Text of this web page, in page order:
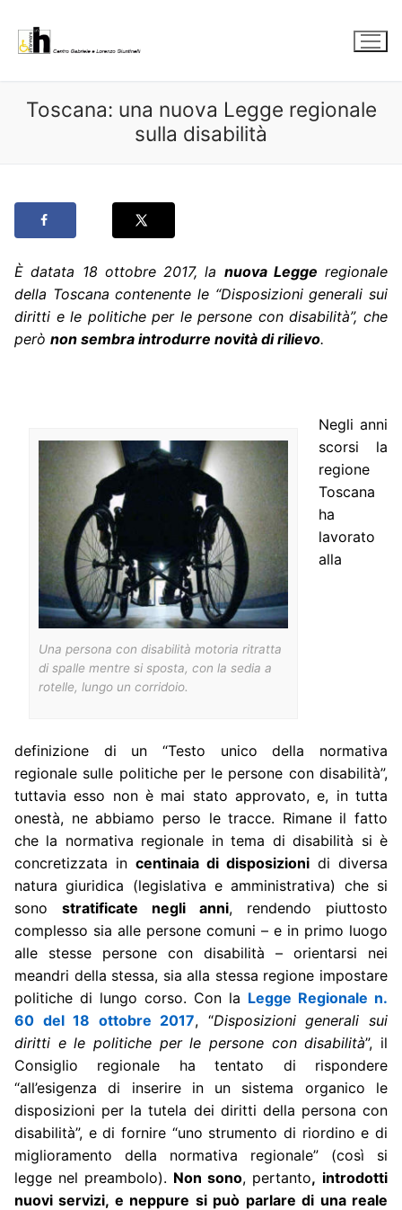
contenuto
Toscana: una nuova Legge regionale
sulla disabilità
È datata 18 ottobre 2017, la nuova Legge regionale
della Toscana contenente le “Disposizioni generali sui
diritti e le politiche per le persone con disabilità”, che
però non sembra introdurre novità di rilievo.
Una persona con disabilità motoria ritratta
di spalle mentre si sposta, con la sedia a
rotelle, lungo un corridoio.
Negli anni
scorsi la
regione
Toscana
ha
lavorato
alla
definizione di un “Testo unico della normativa
regionale sulle politiche per le persone con disabilità”,
tuttavia esso non è mai stato approvato, e, in tutta
onestà, ne abbiamo perso le tracce. Rimane il fatto
che la normativa regionale in tema di disabilità si è
concretizzata in centinaia di disposizioni di diversa
natura giuridica (legislativa e amministrativa) che si
sono stratificate negli anni, rendendo piuttosto
complesso sia alle persone comuni – e in primo luogo
alle stesse persone con disabilità – orientarsi nei
meandri della stessa, sia alla stessa regione impostare
politiche di lungo corso. Con la Legge Regionale n.
60 del 18 ottobre 2017, “Disposizioni generali sui
diritti e le politiche per le persone con disabilità”, il
Consiglio regionale ha tentato di rispondere
“all’esigenza di inserire in un sistema organico le
disposizioni per la tutela dei diritti della persona con
disabilità”, e di fornire “uno strumento di riordino e di
miglioramento della normativa regionale” (così si
legge nel preambolo). Non sono, pertanto, introdotti
nuovi servizi, e neppure si può parlare di una reale